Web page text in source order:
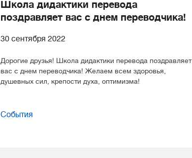
Школа дидактики перевода
поздравляет вас с днем переводчика!
30 сентября 2022
Дорогие друзья! Школа дидактики перевода поздравляет
вас с днем переводчика! Желаем всем здоровья,
душевных сил, крепости духа, оптимизма!
События